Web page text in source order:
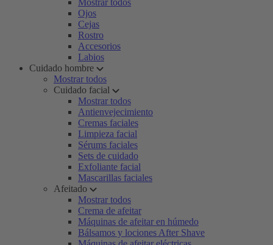
Mostrar todos
Ojos
Cejas
Rostro
Accesorios
Labios
Cuidado hombre
Mostrar todos
Cuidado facial
Mostrar todos
Antienvejecimiento
Cremas faciales
Limpieza facial
Sérums faciales
Sets de cuidado
Exfoliante facial
Mascarillas faciales
Afeitado
Mostrar todos
Crema de afeitar
Máquinas de afeitar en húmedo
Bálsamos y lociones After Shave